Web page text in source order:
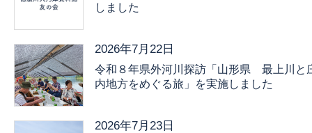
しました
2026年7月22日
令和８年県外河川探訪「山形県 最上川と
内地方をめぐる旅」を実施しました
2026年7月23日